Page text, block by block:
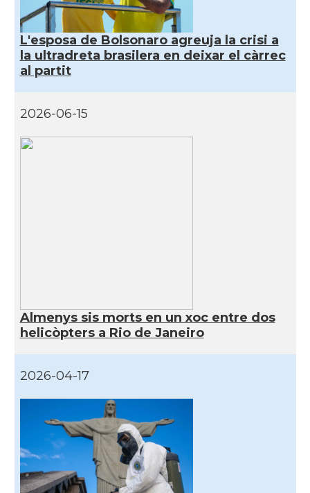
Acció
Oficina Exterior de Catalunya a São
Paulo
Consolat Consolat general a Porto Alegre
Consolat Consolat general a Salvador
L'esposa de Bolsonaro agreuja la crisi a
la ultradreta brasilera en deixar el càrrec
al partit
2026-06-15
Almenys sis morts en un xoc entre dos
helicòpters a Rio de Janeiro
2026-04-17